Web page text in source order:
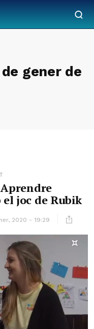
gener de
joc de Rubik
2020 - 19:29